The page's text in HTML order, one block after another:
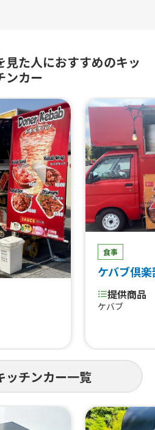
見た人におすすめのキッ
ンカー
、ケバブラ
ングポテト
食事
ケバブ倶楽
提供商品
ケバブ
ッチンカー一覧